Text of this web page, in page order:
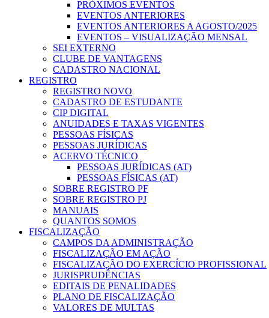
PRÓXIMOS EVENTOS
EVENTOS ANTERIORES
EVENTOS ANTERIORES A AGOSTO/2025
EVENTOS – VISUALIZAÇÃO MENSAL
SEI EXTERNO
CLUBE DE VANTAGENS
CADASTRO NACIONAL
REGISTRO
REGISTRO NOVO
CADASTRO DE ESTUDANTE
CIP DIGITAL
ANUIDADES E TAXAS VIGENTES
PESSOAS FÍSICAS
PESSOAS JURÍDICAS
ACERVO TÉCNICO
PESSOAS JURÍDICAS (AT)
PESSOAS FÍSICAS (AT)
SOBRE REGISTRO PF
SOBRE REGISTRO PJ
MANUAIS
QUANTOS SOMOS
FISCALIZAÇÃO
CAMPOS DA ADMINISTRAÇÃO
FISCALIZAÇÃO EM AÇÃO
FISCALIZAÇÃO DO EXERCÍCIO PROFISSIONAL
JURISPRUDÊNCIAS
EDITAIS DE PENALIDADES
PLANO DE FISCALIZAÇÃO
VALORES DE MULTAS